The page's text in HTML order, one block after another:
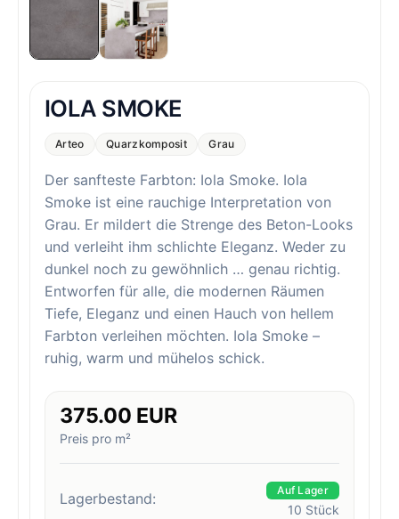
IOLA SMOKE
Arteo Quarzkomposit Grau
Der sanfteste Farbton: Iola Smoke. Iola
Smoke ist eine rauchige Interpretation von
Grau. Er mildert die Strenge des Beton-Looks
und verleiht ihm schlichte Eleganz. Weder zu
dunkel noch zu gewöhnlich … genau richtig.
Entworfen für alle, die modernen Räumen
Tiefe, Eleganz und einen Hauch von hellem
Farbton verleihen möchten. Iola Smoke –
ruhig, warm und mühelos schick.
375.00 EUR
Preis pro m²
Lagerbestand: Auf Lager
10 Stück